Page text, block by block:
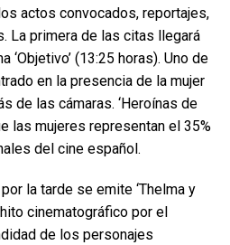
actos convocados, reportajes,
La primera de las citas llegará
‘Objetivo’ (13:25 horas). Uno de
en la presencia de la mujer
de las cámaras. ‘Heroínas de
las mujeres representan el 35%
del cine español.
la tarde se emite ‘Thelma y
cinematográfico por el
de los personajes